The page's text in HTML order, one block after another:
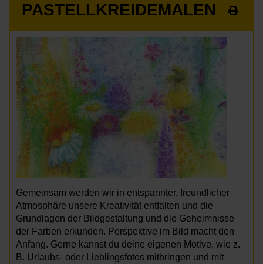
PASTELLKREIDEMALEN
Gemeinsam werden wir in entspannter, freundlicher
Atmosphäre unsere Kreativität entfalten und die
Grundlagen der Bildgestaltung und die Geheimnisse
der Farben erkunden. Perspektive im Bild macht den
Anfang. Gerne kannst du deine eigenen Motive, wie z.
B. Urlaubs- oder Lieblingsfotos mitbringen und mit